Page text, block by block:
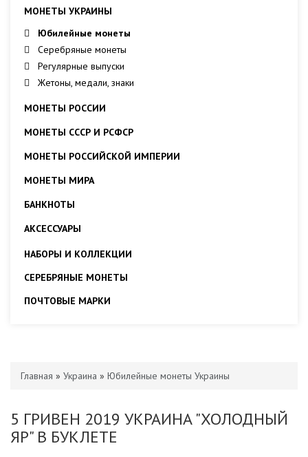
МОНЕТЫ УКРАИНЫ
Юбилейные монеты
Серебряные монеты
Регулярные выпуски
Жетоны, медали, знаки
МОНЕТЫ РОССИИ
МОНЕТЫ СССР И РСФСР
МОНЕТЫ РОССИЙСКОЙ ИМПЕРИИ
МОНЕТЫ МИРА
БАНКНОТЫ
АКСЕССУАРЫ
НАБОРЫ И КОЛЛЕКЦИИ
СЕРЕБРЯНЫЕ МОНЕТЫ
ПОЧТОВЫЕ МАРКИ
Главная » Украина » Юбилейные монеты Украины
5 ГРИВЕН 2019 УКРАИНА "ХОЛОДНЫЙ
ЯР" В БУКЛЕТЕ